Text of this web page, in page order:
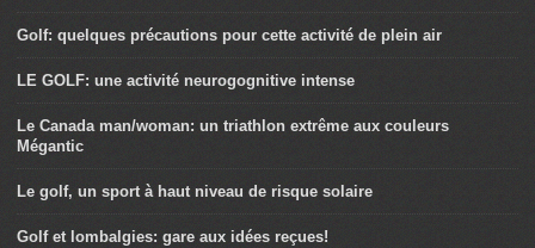
Golf: quelques précautions pour cette activité de plein air
LE GOLF: une activité neurogognitive intense
Le Canada man/woman: un triathlon extrême aux couleurs
Mégantic
Le golf, un sport à haut niveau de risque solaire
Golf et lombalgies: gare aux idées reçues!